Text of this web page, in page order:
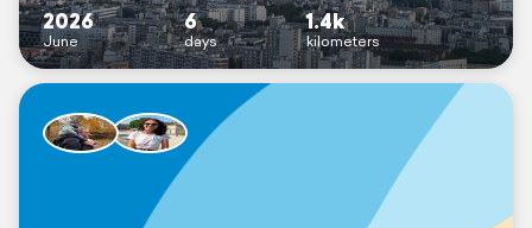
2026
June
6
days
1.4k
kilometers